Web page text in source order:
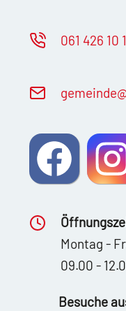
061 426 10
g m nd
Montag -
09.00 -
Besuche